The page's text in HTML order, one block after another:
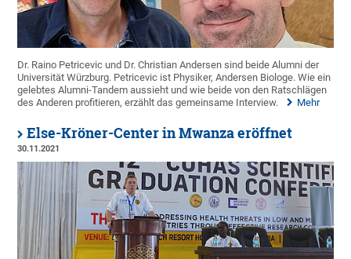
Dr. Raino Petricevic und Dr. Christian Andersen sind beide Alumni der
Universität Würzburg. Petricevic ist Physiker, Andersen Biologe. Wie ein
gelebtes Alumni-Tandem aussieht und wie beide von den Ratschlägen
des Anderen profitieren, erzählt das gemeinsame Interview.
Mehr
Else-Kröner-Center in Mwanza eröffnet
30.11.2021